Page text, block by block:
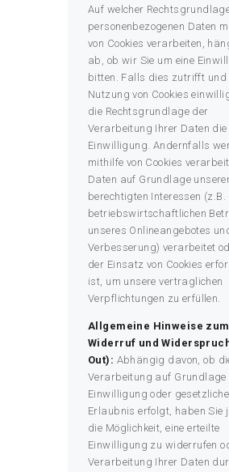
Auf welcher
personenbezogenen Daten
von Cookies verarbeiten,
ab, ob wir Sie um eine
bitten. Falls dies zutrifft und
Nutzung von Cookies
die Rechtsgrundlage der
Verarbeitung Ihrer Daten
Einwilligung. Andernfalls
mithilfe von Cookies
Daten auf Grundlage
berechtigten Interessen (z.B.
betriebswirtschaftlichen
unseres Onlineangebotes
Verbesserung) verarbeitet
der Einsatz von Cookies
ist, um unsere vertraglichen
Verpflichtungen zu erfüllen.
Allgemeine Hinweise zum
Widerruf und
Out): Abhängig davon, ob
Verarbeitung auf Grundlage
Einwilligung oder
Erlaubnis erfolgt, haben Sie
die Möglichkeit, eine erteilte
Einwilligung zu widerrufen
Verarbeitung Ihrer Daten